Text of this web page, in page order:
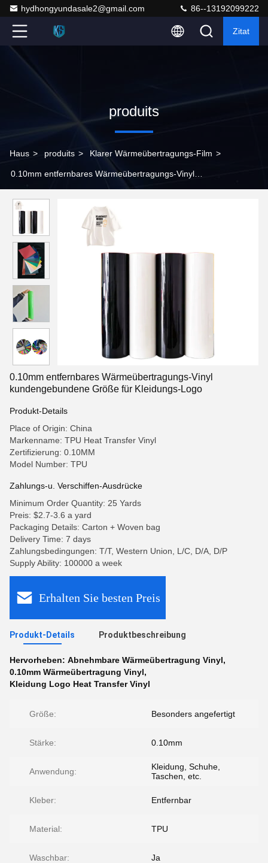
hydhongyundasale2@gmail.com 86--13192099222
Zitat
produits
Haus > produits > Klarer Wärmeübertragungs-Film >
0.10mm entfernbares Wärmeübertragungs-Vinyl
0.10mm entfernbares Wärmeübertragungs-Vinyl
kundengebundene Größe für Kleidungs-Logo
Produkt-Details
Place of Origin: China
Markenname: TPU Heat Transfer Vinyl
Zertifizierung: 0.10MM
Model Number: TPU
Zahlungs-u. Verschiffen-Ausdrücke
Minimum Order Quantity: 25 Yards
Preis: $2.7-3.6 a yard
Packaging Details: Carton + Woven bag
Delivery Time: 7 days
Zahlungsbedingungen: T/T, Western Union, L/C, D/A, D/P
Supply Ability: 100000 a week
Erhalten Sie besten Preis
Produkt-Details Produktbeschreibung
Hervorheben: Abnehmbare Wärmeübertragung Vinyl,
0.10mm Wärmeübertragung Vinyl,
Kleidung Logo Heat Transfer Vinyl
Größe: Besonders angefertigt
Stärke: 0.10mm
Anwendung:
Kleidung, Schuhe,
Taschen, etc.
Kleber: Entfernbar
Material: TPU
Waschbar: Ja